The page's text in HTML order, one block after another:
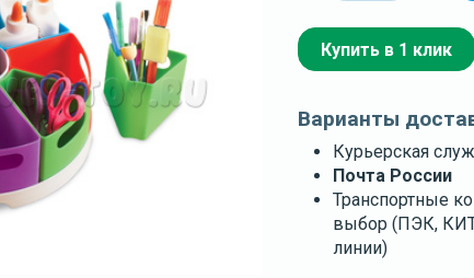
Купить в 1 клик
Варианты
Курьерская
Почта России
Транспортные
выбор (ПЭК,
линии)